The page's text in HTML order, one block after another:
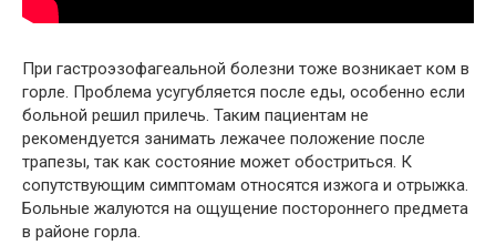
При гастроэзофагеальной болезни тоже возникает ком в
горле. Проблема усугубляется после еды, особенно если
больной решил прилечь. Таким пациентам не
рекомендуется занимать лежачее положение после
трапезы, так как состояние может обостриться. К
сопутствующим симптомам относятся изжога и отрыжка.
Больные жалуются на ощущение постороннего предмета
в районе горла.